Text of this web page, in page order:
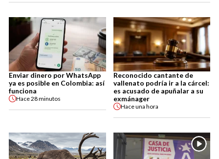
Enviar dinero por WhatsApp
ya es posible en Colombia: así
funciona
Hace28 minutos
Reconocido cantante de
vallenato podría ir a la cárcel:
es acusado de apuñalar a su
exmánager
Haceuna hora